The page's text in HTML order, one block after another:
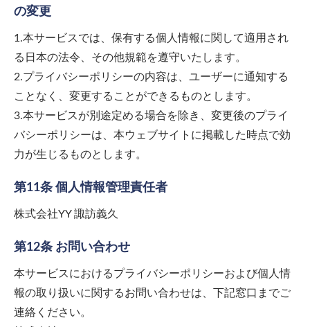
の変更
1.本サービスでは、保有する個人情報に関して適用され
る日本の法令、その他規範を遵守いたします。
2.プライバシーポリシーの内容は、ユーザーに通知する
ことなく、変更することができるものとします。
3.本サービスが別途定める場合を除き、変更後のプライ
バシーポリシーは、本ウェブサイトに掲載した時点で効
力が生じるものとします。
第11条 個人情報管理責任者
株式会社YY 諏訪義久
第12条 お問い合わせ
本サービスにおけるプライバシーポリシーおよび個人情
報の取り扱いに関するお問い合わせは、下記窓口までご
連絡ください。